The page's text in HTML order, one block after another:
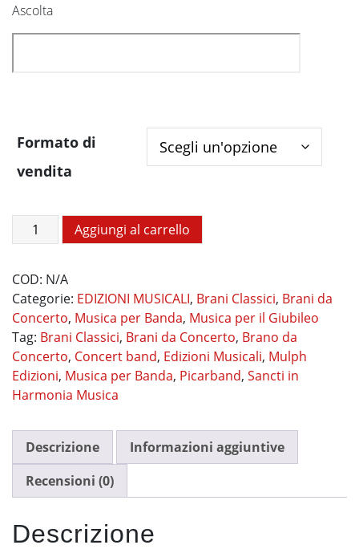
Ascolta
Formato di
vendita
Sancti
in
Musica
quantità
Aggiungi al carrello
COD: N/A
Categorie: EDIZIONI MUSICALI, Brani Classici, Brani da
Concerto, Musica per Banda, Musica per il Giubileo
Tag: Brani Classici, Brani da Concerto, Brano da
Concerto, Concert band, Edizioni Musicali, Mulph
Edizioni, Musica per Banda, Picarband, Sancti in
Harmonia Musica
Descrizione
Informazioni aggiuntive
Recensioni (0)
Descrizione